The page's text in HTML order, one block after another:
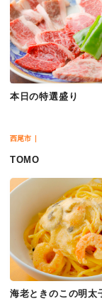
本日の特選盛り
西尾市
TOMO
海老ときのこの明太